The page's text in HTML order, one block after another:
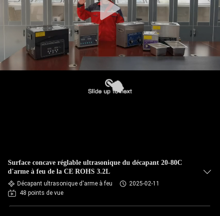
Surface concave réglable ultrasonique du décapant 20-80C
d'arme à feu de la CE ROHS 3.2L
Décapant ultrasonique d'arme à feu
2025-02-11
48 points de vue